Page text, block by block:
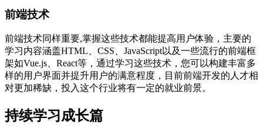
前端技术
前端技术同样重要,掌握这些技术都能提高用户体验，主要的
学习内容涵盖HTML、CSS、JavaScript以及一些流行的前端框
架如Vue.js、React等，通过学习这些技术，您可以构建丰富多
样的用户界面并提升用户的满意程度，目前前端开发的人才相
对更加稀缺，投入这个行业将有一定的就业前景。
持续学习成长篇